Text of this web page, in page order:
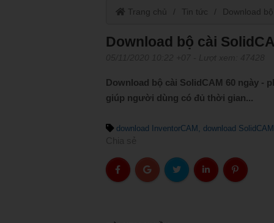
Trang chủ Tin tức Download
Download bộ cài
Download bộ cài SolidCAM 60 ngày -
giúp người dùng có đủ thời gian...
download InventorCAM download SolidCAM